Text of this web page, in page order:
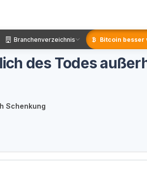
Branchenverzeichnis Bitcoin besser
des Todes
Schenkung